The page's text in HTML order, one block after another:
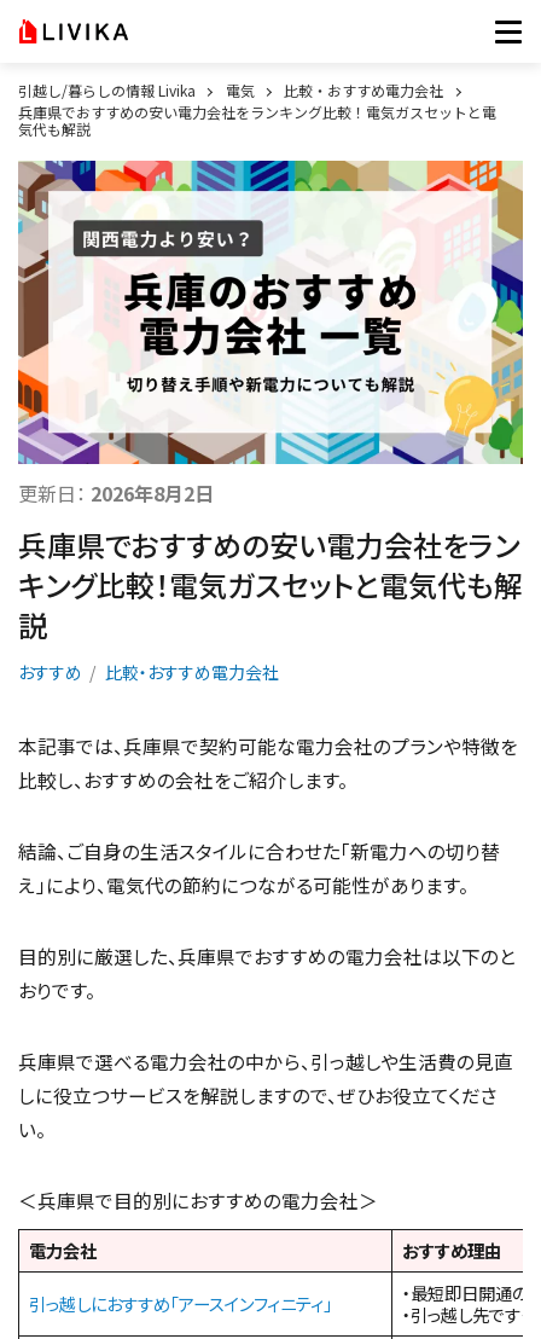
引越し/暮らしの情報 Livika 電気
比較・おすすめ電力会社
兵庫県でおすすめの安い電力会社をランキング比較！電気ガスセットと電
気代も解説
更新日： 2026年8月2日
兵庫県でおすすめの安い電力会社をラン
キング比較！電気ガスセットと電気代も解
説
おすすめ 比較・おすすめ電力会社
本記事では、兵庫県で契約可能な電力会社のプランや特徴を
比較し、おすすめの会社をご紹介します。
結論、ご自身の生活スタイルに合わせた「新電力への切り替
え」により、電気代の節約につながる可能性があります。
目的別に厳選した、兵庫県でおすすめの電力会社は以下のと
おりです。
兵庫県で選べる電力会社の中から、引っ越しや生活費の見直
しに役立つサービスを解説しますので、ぜひお役立てくださ
い。
＜兵庫県で目的別におすすめの電力会社＞
電力会社 おすすめ理由
引っ越しにおすすめ「アースインフィニティ」
・最短即日開通の
・引っ越し先です